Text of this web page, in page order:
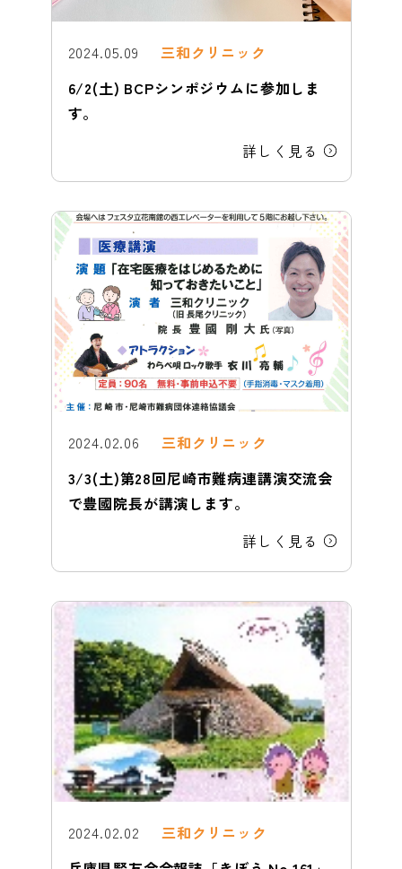
2024.05.09
三和クリニック
6/2(土) BCPシンポジウムに参加しま
す。
詳しく見る
2024.02.06
三和クリニック
3/3(土)第28回尼崎市難病連講演交流会
で豊國院長が講演します。
詳しく見る
2024.02.02
三和クリニック